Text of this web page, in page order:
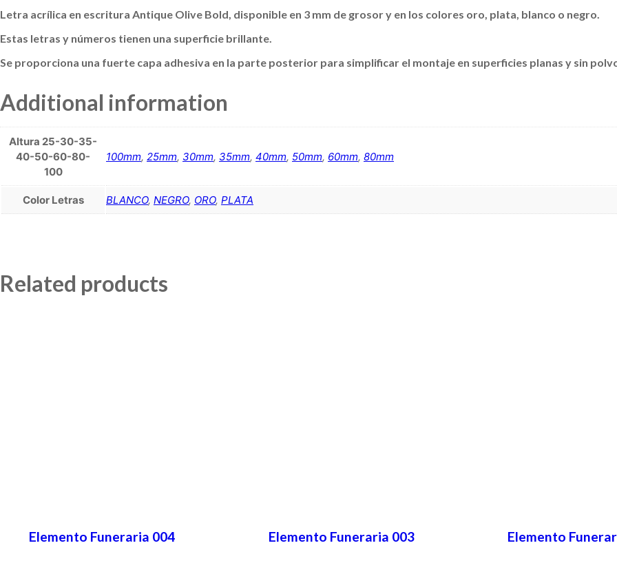
Letra acrílica en escritura Antique Olive Bold, disponible en 3 mm de grosor y en los colores oro, plata, blanco o negro.
Estas letras y números tienen una superficie brillante.
Se proporciona una fuerte capa adhesiva en la parte posterior para simplificar el montaje en superficies planas y sin
Additional information
Altura 25-30-35-
40-50-60-80-
100
100mm, 25mm, 30mm, 35mm, 40mm, 50mm, 60mm, 80mm
Color Letras BLANCO, NEGRO, ORO, PLATA
Related products
Elemento Funeraria 004 Elemento Funeraria 003 Elemento